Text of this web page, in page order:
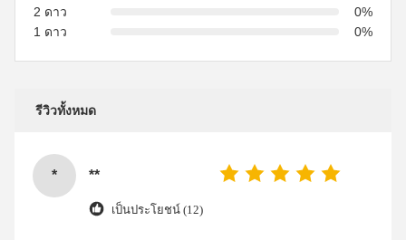
2 ดาว
0%
1 ดาว
0%
รีวิวทั้งหมด
* **
เป็นประโยชน์ (12)